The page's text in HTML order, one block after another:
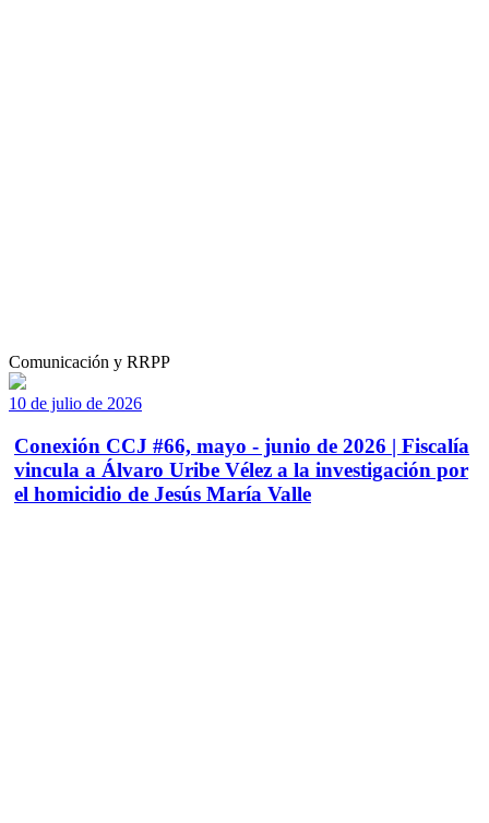
Comunicación y RRPP
10 de julio de 2026
Conexión CCJ #66, mayo - junio de 2026 | Fiscalía
vincula a Álvaro Uribe Vélez a la investigación por
el homicidio de Jesús María Valle